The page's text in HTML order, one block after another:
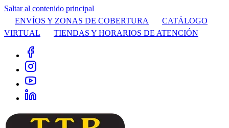
Saltar al contenido principal
ENVÍOS Y ZONAS DE COBERTURA
CATÁLOGO
VIRTUAL
TIENDAS Y HORARIOS DE ATENCIÓN